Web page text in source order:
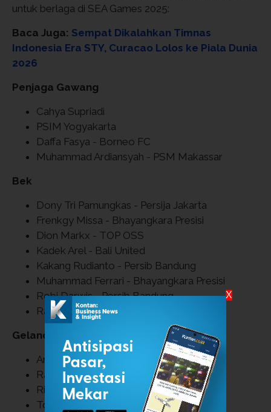
untuk berlaga di SEA Games 2025:
Baca Juga: Sempat Dikalahkan Timnas
Indonesia Era STY, Curacao Lolos ke Piala Dunia
2026
Penjaga Gawang
Cahya Supriadi
PSIM Yogyakarta
Daffa Fasya - Borneo FC
Muhammad Ardiansyah - PSM Makassar
Bek
Dony Tri Pamungkas - Persija Jakarta
Frenkgy Missa - Bhayangkara Presisi
Dion Markx - TOP OSS
Kadek Arel - Bali United
Kakang Rudianto - Persib Bandung
Muhammad Ferrari - Bhayangkara Presisi
Robi Darwis - Persib Bandung
Raka Cahyana - PSIM Yogyakarta
Gelandang
Ananda Raehan - PSM Makassar
Rayhan Hannan - Persija Jakarta
Rivaldo Pakpahan - Borneo FC
Toni Firmansyah - Persebaya Surabaya
X